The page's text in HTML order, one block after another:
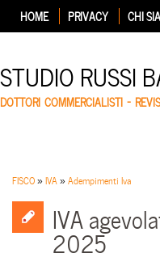
HOME PRIVACY CHI
STUDIO RUSSI
DOTTORI COMMERCIALISTI –
FISCO»IVA »Adempimenti Iva
IVA
2025